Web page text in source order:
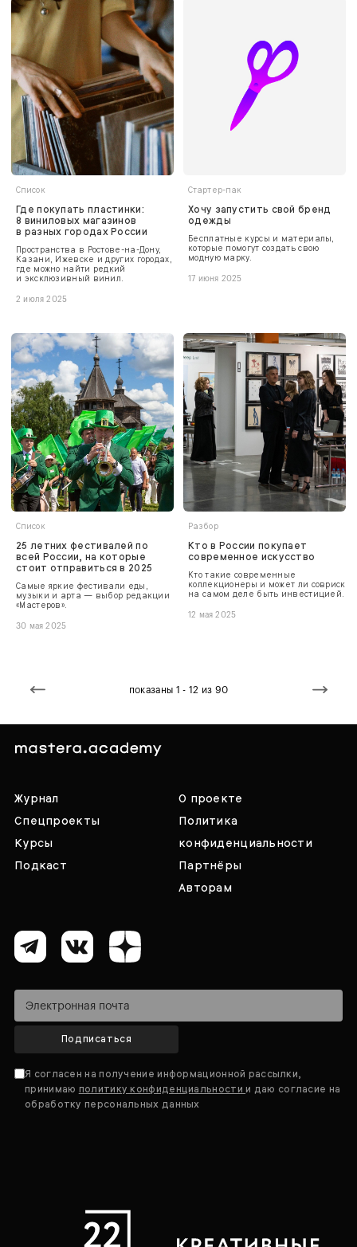
Список
Где покупать пластинки:
8 виниловых магазинов
в разных городах России
Пространства в Ростове-на-Дону,
Казани, Ижевске и других городах,
где можно найти редкий
и эксклюзивный винил.
2 июля 2025
Стартер-пак
Хочу запустить свой бренд
одежды
Бесплатные курсы и материалы,
которые помогут создать свою
модную марку.
17 июня 2025
Список
25 летних фестивалей по
всей России, на которые
стоит отправиться в 2025
Самые яркие фестивали еды,
музыки и арта — выбор редакции
«Мастеров».
30 мая 2025
Разбор
Кто в России покупает
современное искусство
Кто такие современные
коллекционеры и может ли совриск
на самом деле быть инвестицией.
12 мая 2025
показаны 1 - 12 из 90
Журнал
Спецпроекты
Курсы
Подкаст
О проекте
Политика
конфиденциальности
Партнёры
Авторам
Подписаться
Я согласен на получение информационной рассылки,
принимаю политику конфиденциальностии даю согласие на
обработку персональных данных